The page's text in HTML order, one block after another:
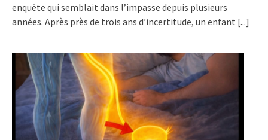
enquête qui semblait dans l’impasse depuis plusieurs
années. Après près de trois ans d’incertitude, un enfant [...]